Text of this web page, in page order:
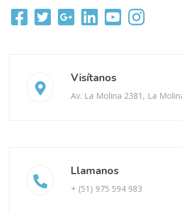
Visítanos
Av. La Molina 2381, La
Llamanos
+ (51) 975 594 983